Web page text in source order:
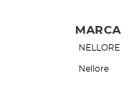
MARCA
NELLORE
Nellore